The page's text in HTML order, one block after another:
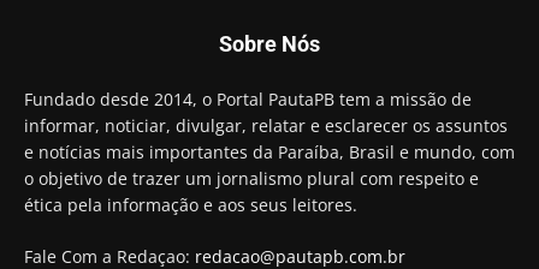
Sobre Nós
Fundado desde 2014, o Portal PautaPB tem a missão de
informar, noticiar, divulgar, relatar e esclarecer os assuntos
e notícias mais importantes da Paraíba, Brasil e mundo, com
o objetivo de trazer um jornalismo plural com respeito e
ética pela informação e aos seus leitores.
Fale Com a Redaçao: redacao@pautapb.com.br